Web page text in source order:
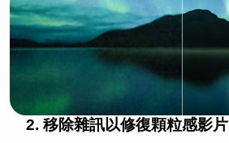
2. 移除雜訊以修復顆粒感影片